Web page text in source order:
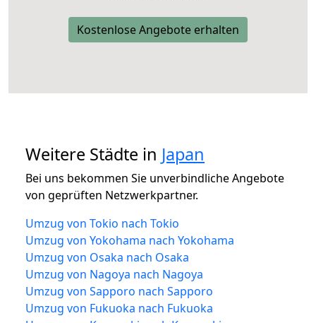
Kostenlose Angebote erhalten
Weitere Städte in Japan
Bei uns bekommen Sie unverbindliche Angebote
von geprüften Netzwerkpartner.
Umzug von Tokio nach Tokio
Umzug von Yokohama nach Yokohama
Umzug von Osaka nach Osaka
Umzug von Nagoya nach Nagoya
Umzug von Sapporo nach Sapporo
Umzug von Fukuoka nach Fukuoka